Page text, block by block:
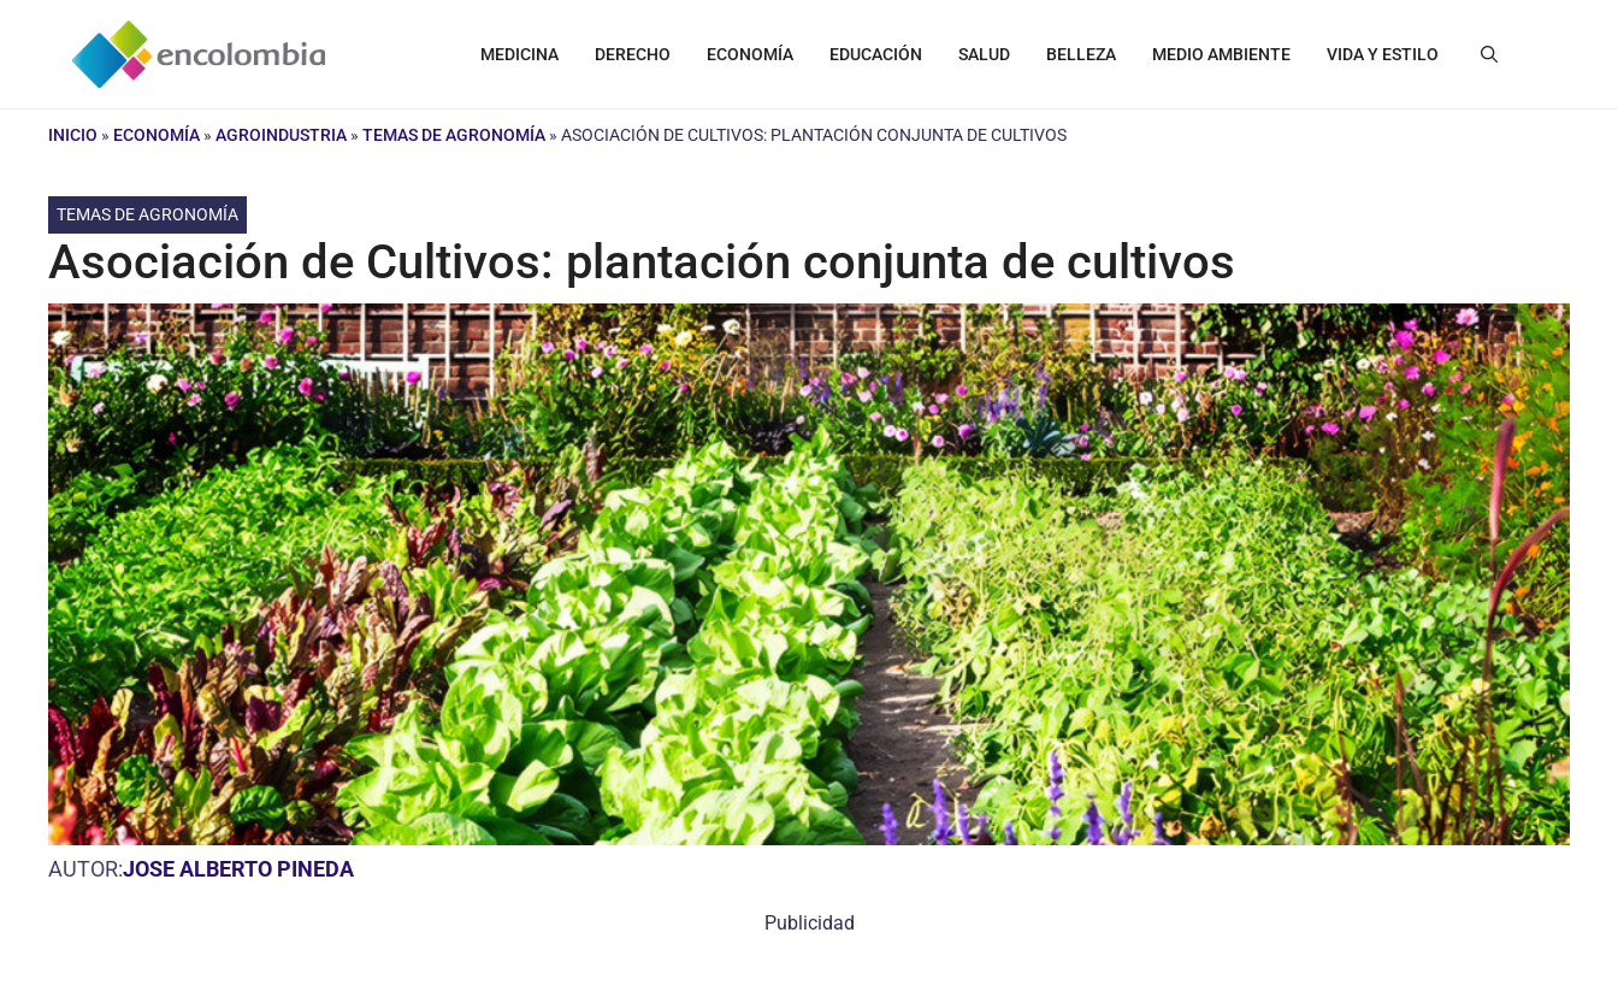
contenido
MEDICINA DERECHO ECONOMÍA EDUCACIÓN SALUD BELLEZA MEDIO AMBIENTE VIDA Y ESTILO
INICIO » ECONOMÍA » AGROINDUSTRIA » TEMAS DE AGRONOMÍA » ASOCIACIÓN DE CULTIVOS: PLANTACIÓN CONJUNTA DE CULTIVOS
TEMAS DE AGRONOMÍA
Asociación de Cultivos: plantación conjunta de cultivos
AUTOR:JOSE ALBERTO PINEDA
Publicidad